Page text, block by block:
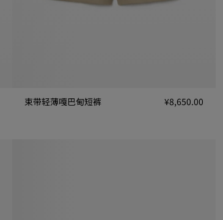
束带轻薄嘎巴甸短裤
¥8,650.00